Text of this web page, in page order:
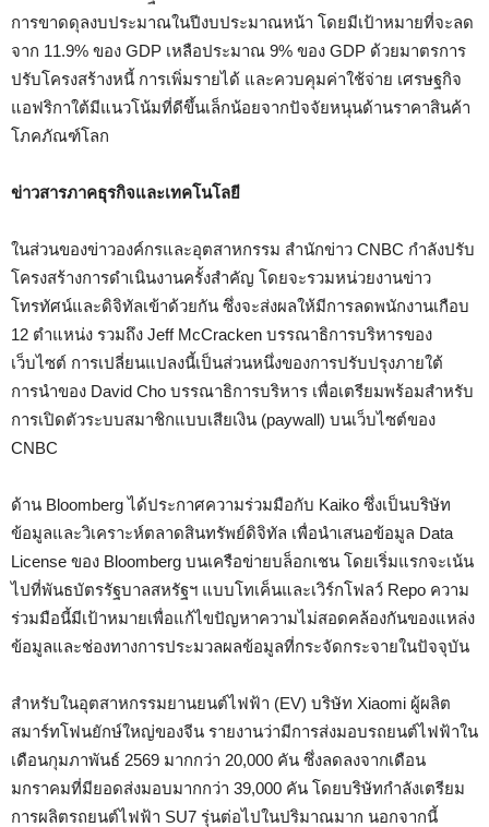
การขาดดุลงบประมาณในปีงบประมาณหน้า โดยมีเป้าหมายที่จะลด
จาก 11.9% ของ GDP เหลือประมาณ 9% ของ GDP ด้วยมาตรการ
ปรับโครงสร้างหนี้ การเพิ่มรายได้ และควบคุมค่าใช้จ่าย เศรษฐกิจ
แอฟริกาใต้มีแนวโน้มที่ดีขึ้นเล็กน้อยจากปัจจัยหนุนด้านราคาสินค้า
โภคภัณฑ์โลก
ข่าวสารภาคธุรกิจและเทคโนโลยี
ในส่วนของข่าวองค์กรและอุตสาหกรรม สำนักข่าว CNBC กำลังปรับ
โครงสร้างการดำเนินงานครั้งสำคัญ โดยจะรวมหน่วยงานข่าว
โทรทัศน์และดิจิทัลเข้าด้วยกัน ซึ่งจะส่งผลให้มีการลดพนักงานเกือบ
12 ตำแหน่ง รวมถึง Jeff McCracken บรรณาธิการบริหารของ
เว็บไซต์ การเปลี่ยนแปลงนี้เป็นส่วนหนึ่งของการปรับปรุงภายใต้
การนำของ David Cho บรรณาธิการบริหาร เพื่อเตรียมพร้อมสำหรับ
การเปิดตัวระบบสมาชิกแบบเสียเงิน (paywall) บนเว็บไซต์ของ
CNBC
ด้าน Bloomberg ได้ประกาศความร่วมมือกับ Kaiko ซึ่งเป็นบริษัท
ข้อมูลและวิเคราะห์ตลาดสินทรัพย์ดิจิทัล เพื่อนำเสนอข้อมูล Data
License ของ Bloomberg บนเครือข่ายบล็อกเชน โดยเริ่มแรกจะเน้น
ไปที่พันธบัตรรัฐบาลสหรัฐฯ แบบโทเค็นและเวิร์กโฟลว์ Repo ความ
ร่วมมือนี้มีเป้าหมายเพื่อแก้ไขปัญหาความไม่สอดคล้องกันของแหล่ง
ข้อมูลและช่องทางการประมวลผลข้อมูลที่กระจัดกระจายในปัจจุบัน
สำหรับในอุตสาหกรรมยานยนต์ไฟฟ้า (EV) บริษัท Xiaomi ผู้ผลิต
สมาร์ทโฟนยักษ์ใหญ่ของจีน รายงานว่ามีการส่งมอบรถยนต์ไฟฟ้าใน
เดือนกุมภาพันธ์ 2569 มากกว่า 20,000 คัน ซึ่งลดลงจากเดือน
มกราคมที่มียอดส่งมอบมากกว่า 39,000 คัน โดยบริษัทกำลังเตรียม
การผลิตรถยนต์ไฟฟ้า SU7 รุ่นต่อไปในปริมาณมาก นอกจากนี้